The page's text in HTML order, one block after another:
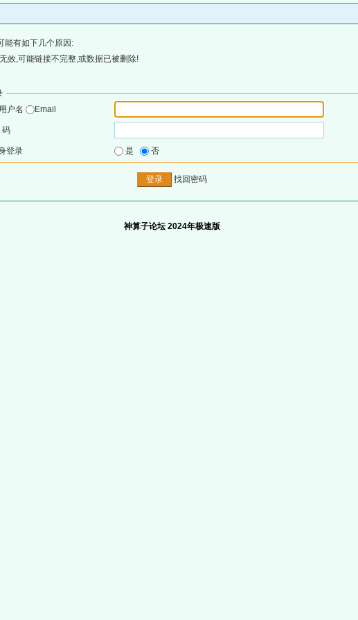
能有如下几个原因:
效,可能链接不完整,或数据已被删除!
用户名
Email
登录 是 否
找回密码
神算子论坛 2024年极速版